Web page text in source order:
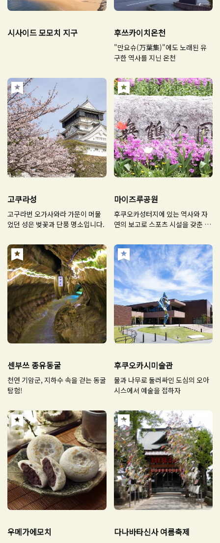
시사이드 모모치 지구 후쓰카이치온천
"만요슈(万葉集)"에도 노래된 유
구한 역사를 지닌 온천
고쿠라성
고구라번 오가사와라 가문이 머물
었던 성은 벚꽃과 단풍 명소입니다.
마이즈루공원
후쿠오카성터지에 있는 역사와 자
연의 보고로 스포츠 시설을 갖춘 종
센부쓰 종유동굴
천연 기암군, 지하수 속을 걷는 동굴
탐험!
후쿠오카시미술관
물과 나무로 둘러싸인 도심의 오아
시스에서 예술을 접하자
우메가에모치 다나바타신사 여름축제